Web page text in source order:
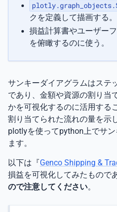
クを定義して描画する。
損益計算書やユーザー
を俯瞰するのに使う。
サンキーダイアグラムはステ
であり、金額や資源の割り当
かを可視化するのに活用する
割り当てられた流れの量を示
plotlyを使ってpython上でサ
ます。
以下は『Genco Shipping &
損益を可視化してみたもので
ので注意してください。